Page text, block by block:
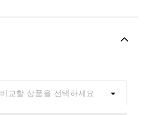
Spiked
비교할 상품을 선택하세요